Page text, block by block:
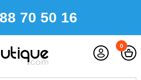
70 50 16
0